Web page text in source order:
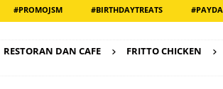
#PROMOJSM #BIRTHDAYTREATS
RESTORAN DAN CAFE FRITTO CHICKEN